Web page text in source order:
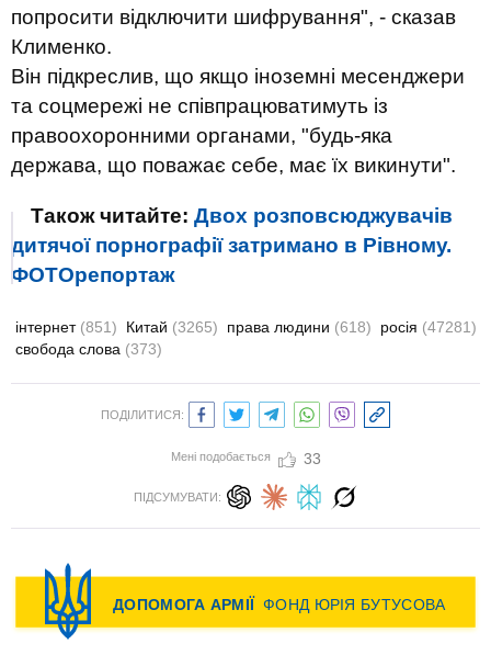
попросити відключити шифрування", - сказав
Клименко.
Він підкреслив, що якщо іноземні месенджери
та соцмережі не співпрацюватимуть із
правоохоронними органами, "будь-яка
держава, що поважає себе, має їх викинути".
Також читайте: Двох розповсюджувачів
дитячої порнографії затримано в Рівному.
ФОТОрепортаж
інтернет (851) Китай (3265) права людини (618) росія (47281)
свобода слова (373)
ПОДІЛИТИСЯ:
Мені подобається 33
ПІДСУМУВАТИ: